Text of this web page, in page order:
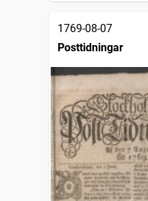
1769-08-07
Posttidningar